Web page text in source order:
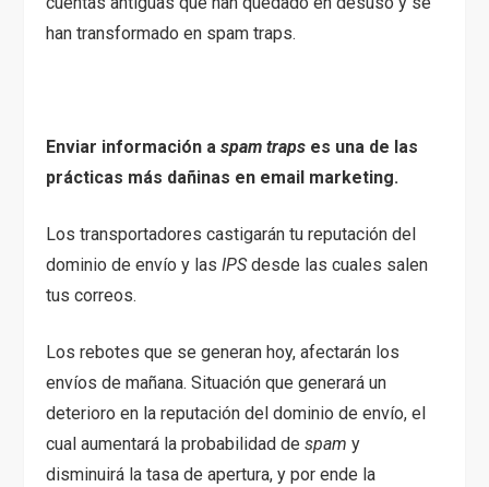
han transformado en spam traps.
Enviar información aspam traps es una de las
prácticas más dañinas en email marketing.
Los transportadores castigarán tu reputación del
dominio de envío y lasIPS desde las cuales salen
tus correos.
Los rebotes que se generan hoy, afectarán los
envíos de mañana. Situación que generará un
deterioro en la reputación del dominio de envío, el
cual aumentará la probabilidad despam y
disminuirá la tasa de apertura, y por ende la